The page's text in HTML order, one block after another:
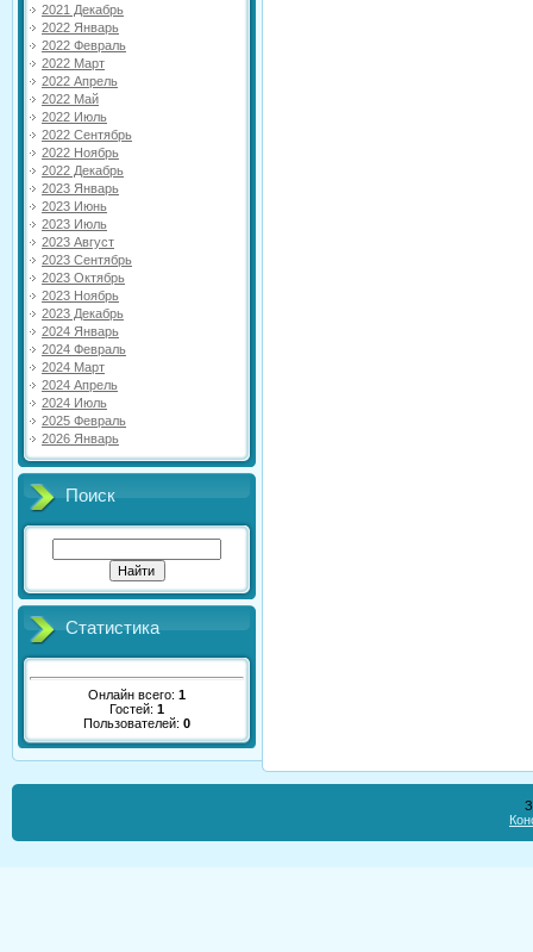
2021 Декабрь
2022 Январь
2022 Февраль
2022 Март
2022 Апрель
2022 Май
2022 Июль
2022 Сентябрь
2022 Ноябрь
2022 Декабрь
2023 Январь
2023 Июнь
2023 Июль
2023 Август
2023 Сентябрь
2023 Октябрь
2023 Ноябрь
2023 Декабрь
2024 Январь
2024 Февраль
2024 Март
2024 Апрель
2024 Июль
2025 Февраль
2026 Январь
Поиск
Статистика
Онлайн всего: 1
Гостей: 1
Пользователей: 0